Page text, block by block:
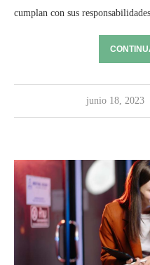
cumplan con sus
junio 18, 2023